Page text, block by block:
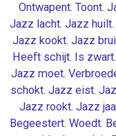
Ontwapent. Toont.
Jazz lacht. Jazz
Jazz kookt. Jazz
Heeft schijt. Is
Jazz moet.
schokt. Jazz eist.
Jazz rookt. Jazz
Begeestert. Woedt.